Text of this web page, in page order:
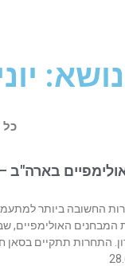
13,
בארה"ב
החשובה ביותר
האולימפיים,
התחרות תתקיים בסאן